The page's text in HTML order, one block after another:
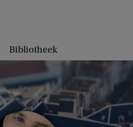
Bibliotheek